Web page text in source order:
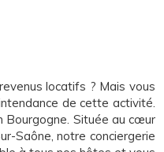
locatifs ? Mais vous
de cette activité.
Bourgogne. Située au cœur
Saône, notre conciergerie